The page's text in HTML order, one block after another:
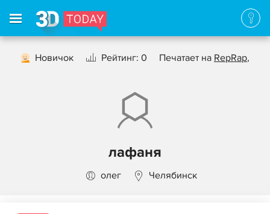
Новичок Рейтинг: 0 Печатает на RepRap,
лафаня
олег Челябинск